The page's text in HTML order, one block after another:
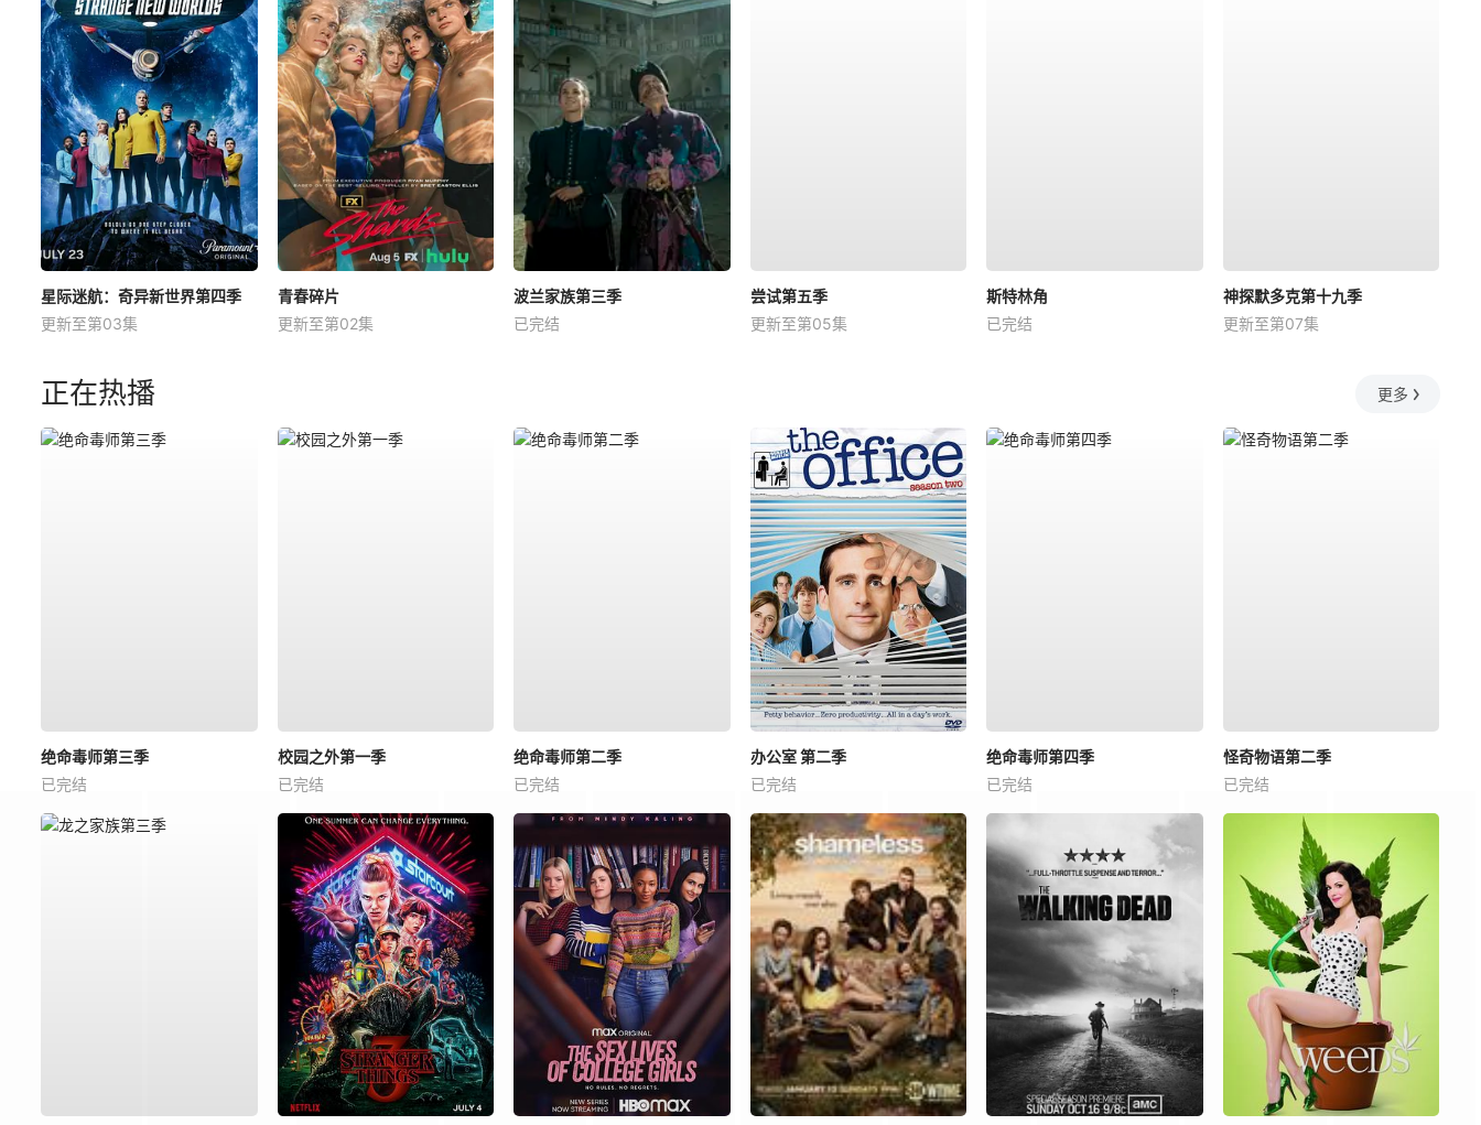
星际迷航：奇异新世界第四季
更新至第03集
青春碎片
更新至第02集
波兰家族第三季
已完结
尝试第五季
更新至第05集
斯特林角
已完结
神探默多克第十九季
更新至第07集
正在热播 更多
绝命毒师第三季
已完结
校园之外第一季
已完结
绝命毒师第二季
已完结
办公室 第二季
已完结
绝命毒师第四季
已完结
怪奇物语第二季
已完结